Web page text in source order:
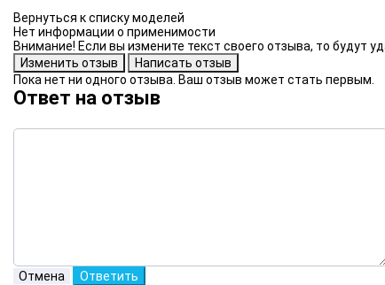
Нет информации о применимости
Внимание! Если вы измените текст своего отзыва, то будут
Пока нет ни одного отзыва. Ваш отзыв может стать первым.
Ответ на отзыв